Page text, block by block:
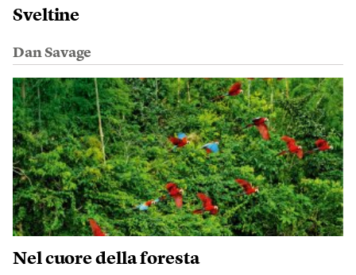
Sveltine
Dan Savage
Nel cuore della foresta